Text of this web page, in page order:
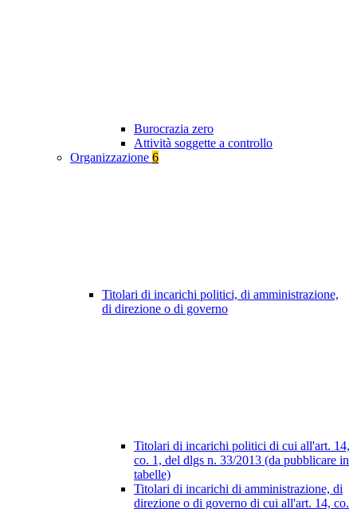
Burocrazia zero
Attività soggette a controllo
Organizzazione 6
Titolari di incarichi politici, di amministrazione,
di direzione o di governo
Titolari di incarichi politici di cui all'art. 14,
co. 1, del dlgs n. 33/2013 (da pubblicare in
tabelle)
Titolari di incarichi di amministrazione, di
direzione o di governo di cui all'art. 14, co.